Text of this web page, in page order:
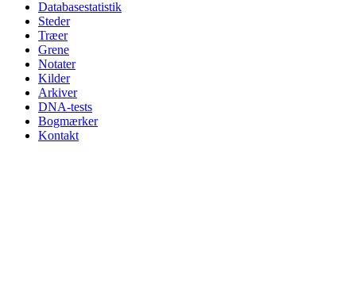
Databasestatistik
Steder
Træer
Grene
Notater
Kilder
Arkiver
DNA-tests
Bogmærker
Kontakt